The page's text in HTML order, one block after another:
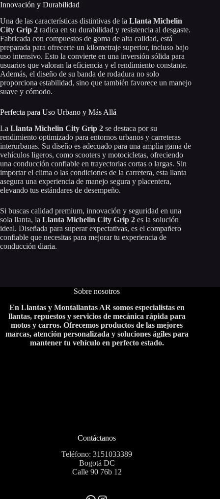
Innovación y Durabilidad
Una de las características distintivas de la Llanta Michelin
City Grip 2 radica en su durabilidad y resistencia al desgaste.
Fabricada con compuestos de goma de alta calidad, está
preparada para ofrecerte un kilometraje superior, incluso bajo
uso intensivo. Esto la convierte en una inversión sólida para
usuarios que valoran la eficiencia y el rendimiento constante.
Además, el diseño de su banda de rodadura no solo
proporciona estabilidad, sino que también favorece un manejo
suave y cómodo.
Perfecta para Uso Urbano y Más Allá
La Llanta Michelin City Grip 2 se destaca por su
rendimiento optimizado para entornos urbanos y carreteras
interurbanas. Su diseño es adecuado para una amplia gama de
vehículos ligeros, como scooters y motocicletas, ofreciendo
una conducción confiable en trayectorias cortas o largas. Sin
importar el clima o las condiciones de la carretera, esta llanta
asegura una experiencia de manejo segura y placentera,
elevando tus estándares de desempeño.
Si buscas calidad premium, innovación y seguridad en una
sola llanta, la Llanta Michelin City Grip 2 es la solución
ideal. Diseñada para superar expectativas, es el compañero
confiable que necesitas para mejorar tu experiencia de
conducción diaria.
Sobre nosotros
En Llantas y Montallantas AR somos especialistas en
llantas, repuestos y servicios de mecánica rápida para
motos y carros. Ofrecemos productos de las mejores
marcas, atención personalizada y soluciones ágiles para
mantener tu vehículo en perfecto estado.
Contáctanos
Teléfono: 3151033389
Bogotá DC
Calle 90 76b 12